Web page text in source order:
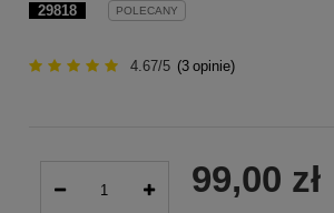
29818 POLECANY
4.67/5 (3 opinie)
99,00 zł